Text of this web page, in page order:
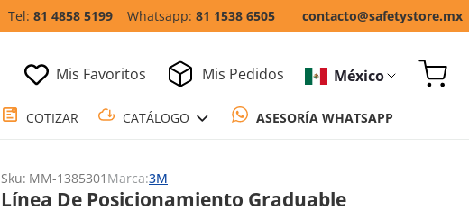
81 4858 5199 81 1538 6505 contacto@safetystore.mx
Mis Favoritos Mis Pedidos México
Sku: MM-1385301 Marca:3M
Línea De Posicionamiento Graduable